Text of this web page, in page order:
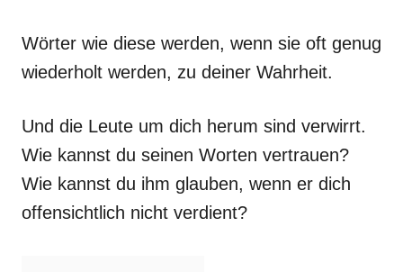
Wörter wie diese werden, wenn sie oft genug
wiederholt werden, zu deiner Wahrheit.
Und die Leute um dich herum sind verwirrt.
Wie kannst du seinen Worten vertrauen?
Wie kannst du ihm glauben, wenn er dich
offensichtlich nicht verdient?